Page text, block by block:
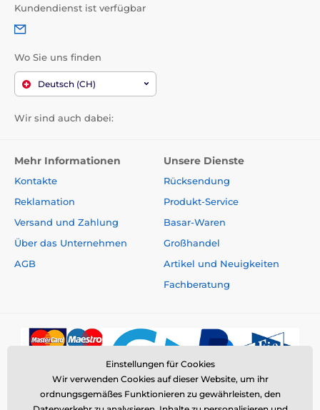
Kundendienst ist verfügbar
Wo Sie uns finden
Deutsch (CH)
Wir sind auch dabei:
Mehr Informationen
Kontakte
Reklamation
Versand und Zahlung
Über das Unternehmen
AGB
Unsere Dienste
Rücksendung
Produkt-Service
Basar-Waren
Großhandel
Artikel und Neuigkeiten
Fachberatung
Einstellungen für Cookies
Wir verwenden Cookies auf dieser Website, um ihr
ordnungsgemäßes Funktionieren zu gewährleisten, den